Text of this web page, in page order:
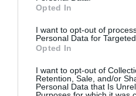
Opted In
I want to opt-out of
Personal Data for
Opted In
I want to opt-out of
Retention, Sale, and/or
Personal Data that Is
εξωστρεφή και
οικονομία”
“Ελευθέριος
37χρονος με 4
κλαδέματος